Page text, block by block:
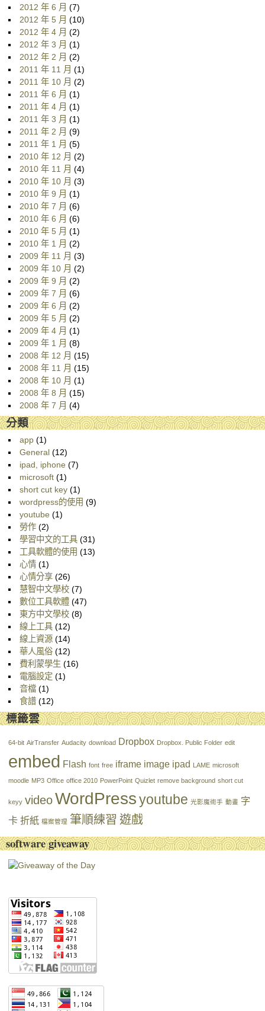
2012 年 6 月 (7)
2012 年 5 月 (10)
2012 年 4 月 (2)
2012 年 3 月 (1)
2012 年 2 月 (2)
2011 年 11 月 (1)
2011 年 10 月 (2)
2011 年 6 月 (1)
2011 年 4 月 (1)
2011 年 3 月 (1)
2011 年 2 月 (9)
2011 年 1 月 (5)
2010 年 12 月 (2)
2010 年 11 月 (4)
2010 年 10 月 (3)
2010 年 9 月 (1)
2010 年 7 月 (6)
2010 年 6 月 (6)
2010 年 5 月 (1)
2010 年 1 月 (2)
2009 年 11 月 (3)
2009 年 10 月 (2)
2009 年 9 月 (2)
2009 年 7 月 (6)
2009 年 6 月 (2)
2009 年 5 月 (2)
2009 年 4 月 (1)
2009 年 1 月 (8)
2008 年 12 月 (15)
2008 年 11 月 (15)
2008 年 10 月 (1)
2008 年 8 月 (15)
2008 年 7 月 (4)
分類
app (1)
General (12)
ipad, iphone (7)
microsoft (1)
short cut key (1)
wordpress的使用 (9)
youtube (1)
勞作 (2)
學習中文的工具 (31)
工具軟體的使用 (13)
心情 (1)
心情分享 (26)
慧智中文學校 (7)
數位工具軟體 (47)
東方中文學校 (8)
線上工具 (12)
線上資源 (14)
華人風俗 (12)
費利蒙學生 (16)
電腦設定 (1)
音檔 (1)
食譜 (12)
標籤雲
64-bit AirTransfer Audacity download Dropbox Dropbox. Public Folder edit
embed Flash font free iframe image ipad LAME microsoft
moodle MP3 Office office 2010 PowerPoint Quizlet remove background short cut
keyy videoWordPress youtube 光影魔術手 動畫 字
卡 折紙 檔案管理 筆順練習 遊戲
software giveaway